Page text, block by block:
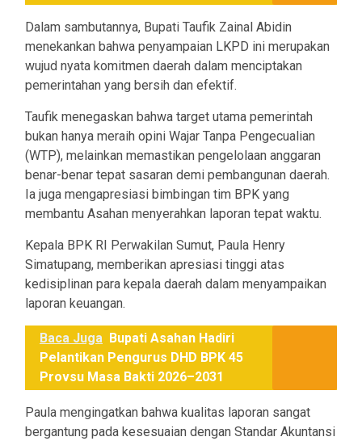
Dalam sambutannya, Bupati Taufik Zainal Abidin
menekankan bahwa penyampaian LKPD ini merupakan
wujud nyata komitmen daerah dalam menciptakan
pemerintahan yang bersih dan efektif.
Taufik menegaskan bahwa target utama pemerintah
bukan hanya meraih opini Wajar Tanpa Pengecualian
(WTP), melainkan memastikan pengelolaan anggaran
benar-benar tepat sasaran demi pembangunan daerah.
Ia juga mengapresiasi bimbingan tim BPK yang
membantu Asahan menyerahkan laporan tepat waktu.
Kepala BPK RI Perwakilan Sumut, Paula Henry
Simatupang, memberikan apresiasi tinggi atas
kedisiplinan para kepala daerah dalam menyampaikan
laporan keuangan.
Baca Juga Bupati Asahan Hadiri
Pelantikan Pengurus DHD BPK 45
Provsu Masa Bakti 2026–2031
Paula mengingatkan bahwa kualitas laporan sangat
bergantung pada kesesuaian dengan Standar Akuntansi